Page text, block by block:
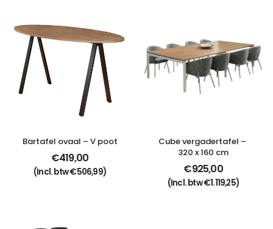
Bartafel ovaal – V poot
€419,00
(Incl. btw€506,99)
Cube vergadertafel –
320 x 160 cm
€925,00
(Incl. btw€1.119,25)